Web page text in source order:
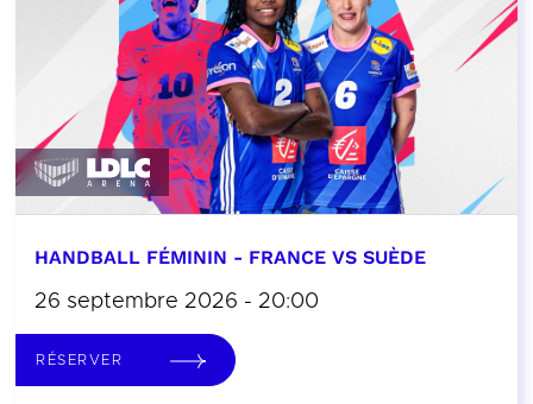
HANDBALL FÉMININ - FRANCE VS SUÈDE
26 septembre 2026 - 20:00
RÉSERVER